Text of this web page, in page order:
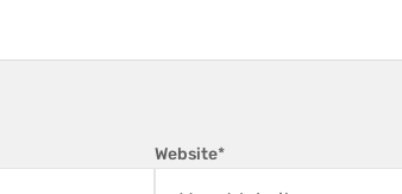
Website*